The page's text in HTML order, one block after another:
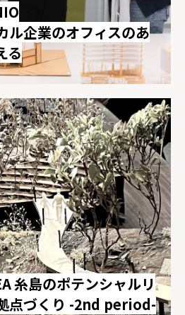
ル企業のオフィスのあ
る
糸島のポテンシャルリ
点づくり -2nd period-